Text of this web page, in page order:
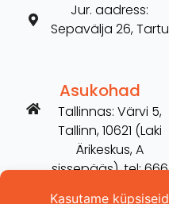
Jur. aadress:
Sepavälja 26, Tartu
Asukohad
Tallinnas: Värvi 5,
Tallinn, 10621 (Laki
Ärikeskus, A
sissepääs), tel: 666